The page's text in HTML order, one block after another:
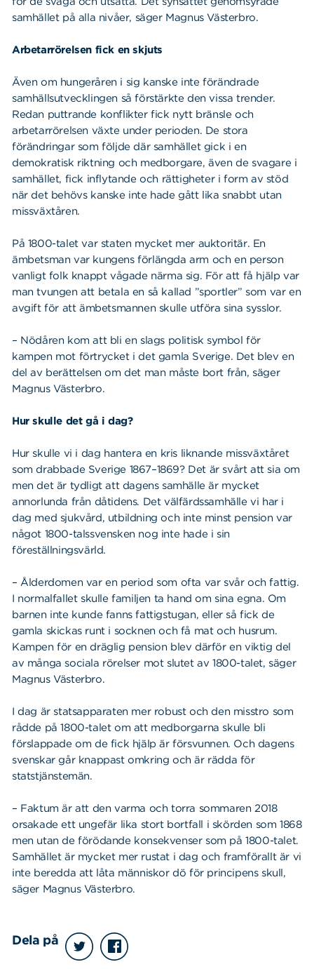
samhället på alla nivåer, säger Magnus Västerbro.
Arbetarrörelsen fick en skjuts
Även om hungeråren i sig kanske inte förändrade
samhällsutvecklingen så förstärkte den vissa trender.
Redan puttrande konflikter fick nytt bränsle och
arbetarrörelsen växte under perioden. De stora
förändringar som följde där samhället gick i en
demokratisk riktning och medborgare, även de svagare i
samhället, fick inflytande och rättigheter i form av stöd
när det behövs kanske inte hade gått lika snabbt utan
missväxtåren.
På 1800-talet var staten mycket mer auktoritär. En
ämbetsman var kungens förlängda arm och en person
vanligt folk knappt vågade närma sig. För att få hjälp var
man tvungen att betala en så kallad ”sportler” som var en
avgift för att ämbetsmannen skulle utföra sina sysslor.
– Nödåren kom att bli en slags politisk symbol för
kampen mot förtrycket i det gamla Sverige. Det blev en
del av berättelsen om det man måste bort från, säger
Magnus Västerbro.
Hur skulle det gå i dag?
Hur skulle vi i dag hantera en kris liknande missväxtåret
som drabbade Sverige 1867–1869? Det är svårt att sia om
men det är tydligt att dagens samhälle är mycket
annorlunda från dåtidens. Det välfärdssamhälle vi har i
dag med sjukvård, utbildning och inte minst pension var
något 1800-talssvensken nog inte hade i sin
föreställningsvärld.
– Ålderdomen var en period som ofta var svår och fattig.
I normalfallet skulle familjen ta hand om sina egna. Om
barnen inte kunde fanns fattigstugan, eller så fick de
gamla skickas runt i socknen och få mat och husrum.
Kampen för en dräglig pension blev därför en viktig del
av många sociala rörelser mot slutet av 1800-talet, säger
Magnus Västerbro.
I dag är statsapparaten mer robust och den misstro som
rådde på 1800-talet om att medborgarna skulle bli
förslappade om de fick hjälp är försvunnen. Och dagens
svenskar går knappast omkring och är rädda för
statstjänstemän.
– Faktum är att den varma och torra sommaren 2018
orsakade ett ungefär lika stort bortfall i skörden som 1868
men utan de förödande konsekvenser som på 1800-talet.
Samhället är mycket mer rustat i dag och framförallt är vi
inte beredda att låta människor dö för principens skull,
säger Magnus Västerbro.
Dela på